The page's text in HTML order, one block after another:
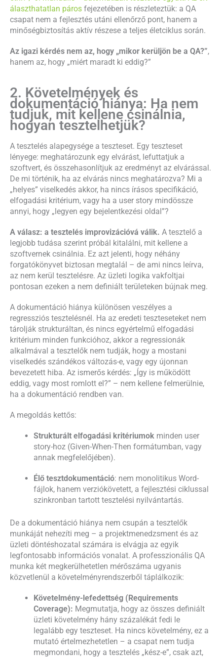
álaszthatatlan páros fejezetében is részleteztük: a QA
csapat nem a fejlesztés utáni ellenőrző pont, hanem a
minőségbiztosítás aktív részese a teljes életciklus során.
Az igazi kérdés nem az, hogy „mikor kerüljön be a QA?”,
hanem az, hogy „miért maradt ki eddig?”
2. Követelmények és
dokumentáció hiánya: Ha nem
tudjuk, mit kellene csinálnia,
hogyan tesztelhetjük?
A tesztelés alapegysége a teszteset. Egy teszteset
lényege: meghatározunk egy elvárást, lefuttatjuk a
szoftvert, és összehasonlítjuk az eredményt az elvárással.
De mi történik, ha az elvárás nincs meghatározva? Mi a
„helyes” viselkedés akkor, ha nincs írásos specifikáció,
elfogadási kritérium, vagy ha a user story mindössze
annyi, hogy „legyen egy bejelentkezési oldal”?
A válasz: a tesztelés improvizációvá válik. A tesztelő a
legjobb tudása szerint próbál kitalálni, mit kellene a
szoftvernek csinálnia. Ez azt jelenti, hogy néhány
forgatókönyvet biztosan megtalál – de ami nincs leírva,
az nem kerül tesztelésre. Az üzleti logika vakfoltjai
pontosan ezeken a nem definiált területeken bújnak meg.
A dokumentáció hiánya különösen veszélyes a
regressziós tesztelésnél. Ha az eredeti teszteseteket nem
tárolják strukturáltan, és nincs egyértelmű elfogadási
kritérium minden funkcióhoz, akkor a regressionák
alkalmával a tesztelők nem tudják, hogy a mostani
viselkedés szándékos változás-e, vagy egy újonnan
bevezetett hiba. Az ismerős kérdés: „Így is működött
eddig, vagy most romlott el?” – nem kellene felmerülnie,
ha a dokumentáció rendben van.
A megoldás kettős:
Strukturált elfogadási kritériumok minden user
story-hoz (Given-When-Then formátumban, vagy
annak megfelelőjében).
Élő tesztdokumentáció: nem monolitikus Word-
fájlok, hanem verziókövetett, a fejlesztési ciklussal
szinkronban tartott tesztelési nyilvántartás.
De a dokumentáció hiánya nem csupán a tesztelők
munkáját nehezíti meg – a projektmenedzsment és az
üzleti döntéshozatal számára is elvágja az egyik
legfontosabb információs vonalat. A professzionális QA
munka két megkerülhetetlen mérőszáma ugyanis
közvetlenül a követelményrendszerből táplálkozik:
Követelmény-lefedettség (Requirements
Coverage): Megmutatja, hogy az összes definiált
üzleti követelmény hány százalékát fedi le
legalább egy teszteset. Ha nincs követelmény, ez a
mutató értelmezhetetlen – a csapat nem tudja
megmondani, hogy a tesztelés „kész-e”, csak azt,